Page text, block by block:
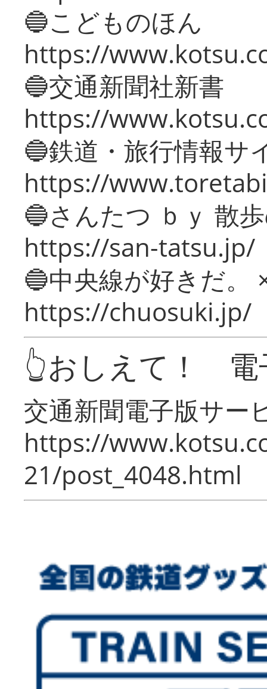
🔵こどものほん
https://
🔵交通新聞社新書
https://
🔵鉄道・旅行情報サ
https://
🔵さんたつ ｂｙ 散
https://san-tatsu.jp/
🔵中央線が好きだ。
https://chuosuki.jp/
👆おしえて！ 電
交通新聞電子版サー
https://
21/post_4048.html